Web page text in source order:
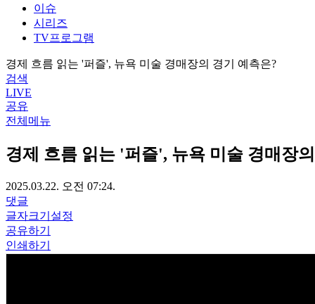
이슈
시리즈
TV프로그램
경제 흐름 읽는 '퍼즐', 뉴욕 미술 경매장의 경기 예측은?
검색
LIVE
공유
전체메뉴
경제 흐름 읽는 '퍼즐', 뉴욕 미술 경매장
2025.03.22. 오전 07:24.
댓글
글자크기설정
공유하기
인쇄하기